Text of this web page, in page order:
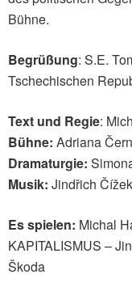
Bühne.
Begrüßung: S.E.
Tschechischen
Text und Regie:
Bühne: Adriana
Dramaturgie:
Musik: Jindřich Čížek
Es spielen: Michal
KAPITALISMUS –
Škoda